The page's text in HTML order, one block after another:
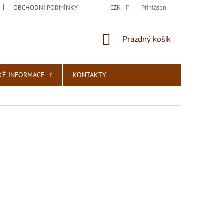
OBCHODNÍ PODMÍNKY PODMÍNKY OCHRANY OSOBNÍCH ÚDAJŮ
CZK Přihlášení
NÁKUPNÍ
Prázdný košík
INFORMACE KONTAKTY